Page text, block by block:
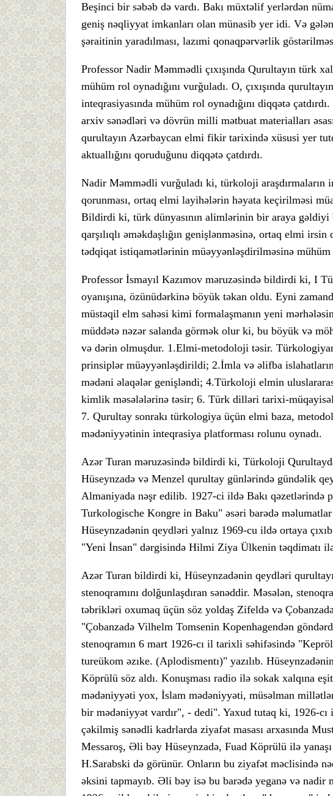
Beşinci bir səbəb də vardı. Bakı müxtəlif yerlərdən
geniş nəqliyyat imkanları olan münasib yer idi. Və
şəraitinin yaradılması, lazımi qonaqpərvərlik
Professor Nadir Məmmədli çıxışında Qurultayın türk
mühüm rol oynadığını vurğuladı. O, çıxışında
inteqrasiyasında mühüm rol oynadığını diqqətə
arxiv sənədləri və dövrün milli mətbuat materialları
qurultayın Azərbaycan elmi fikir tarixində xüsusi yer
aktuallığını qoruduğunu diqqətə çatdırdı.
Nadir Məmmədli vurğuladı ki, türkoloji
qorunması, ortaq elmi layihələrin həyata keçirilməsi
Bildirdi ki, türk dünyasının alimlərinin bir araya
qarşılıqlı əməkdaşlığın genişlənməsinə, ortaq elmi irsin
tədqiqat istiqamətlərinin müəyyənləşdirilməsinə
Professor İsmayıl Kazımov məruzəsində bildirdi ki, I
oyanışına, özünüdərkinə böyük təkan oldu. Eyni
müstəqil elm sahəsi kimi formalaşmanın yeni
müddətə nəzər salanda görmək olur ki, bu böyük və
və dərin olmuşdur. 1.Elmi-metodoloji təsir.
prinsiplər müəyyənləşdirildi; 2.İmla və əlifba
mədəni əlaqələr genişləndi; 4.Türkoloji elmin
kimlik məsələlərinə təsir; 6. Türk dilləri tarixi-
7. Qurultay sonrakı türkologiya üçün elmi baza,
mədəniyyətinin inteqrasiya platforması rolunu oynadı.
Azər Turan məruzəsində bildirdi ki, Türkoloji
Hüseynzadə və Menzel qurultay günlərində gündəlik
Almaniyada nəşr edilib. 1927-ci ildə Bakı qəzetlərində
Turkologische Kongre in Baku" əsəri barədə
Hüseynzadənin qeydləri yalnız 1969-cu ildə ortaya
"Yeni İnsan" dərgisində Hilmi Ziya Ülkenin təqdimatı
Azər Turan bildirdi ki, Hüseynzadənin qeydləri
stenoqramını dolğunlaşdıran sənəddir. Məsələn,
təbrikləri oxumaq üçün söz yoldaş Zifeldə və
"Çobanzadə Vilhelm Tomsenin Kopenhagendən
stenoqramın 6 mart 1926-cı il tarixli səhifəsində
tureükom əzıke. (Aplodismentı)" yazılıb.
Köprülü söz aldı. Konuşması radio ilə sokak xalqına
mədəniyyəti yox, İslam mədəniyyəti, müsəlman
bir mədəniyyət vardır", - dedi". Yaxud tutaq ki, 1926-
çəkilmiş sənədli kadrlarda ziyafət masası arxasında
Messaroş, Əli bəy Hüseynzadə, Fuad Köprülü ilə
H.Sarabski də görünür. Onların bu ziyafət məclisində
əksini tapmayıb. Əli bəy isə bu barədə yeganə və nadir